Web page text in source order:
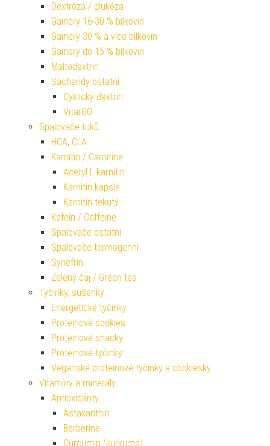
Dextróza / glukóza
Gainery 16-30 % bílkovin
Gainery 30 % a více bílkovin
Gainery do 15 % bílkovin
Maltodextrin
Sacharidy ostatní
Cyklický dextrin
VitarGO
Spalovače tuků
HCA, CLA
Karnitin / Carnitine
Acetyl L-karnitin
Karnitin kapsle
Karnitin tekutý
Kofein / Caffeine
Spalovače ostatní
Spalovače termogenní
Synefrin
Zelený čaj / Green tea
Tyčinky, sušenky
Energetické tyčinky
Proteinové cookies
Proteinové snacky
Proteinové tyčinky
Veganské proteinové tyčinky a cookiesky
Vitamíny a minerály
Antioxidanty
Astaxanthin
Berberine
Curcumin (kurkuma)